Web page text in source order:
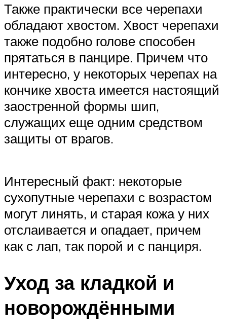
Также практически все черепахи
обладают хвостом. Хвост черепахи
также подобно голове способен
прятаться в панцире. Причем что
интересно, у некоторых черепах на
кончике хвоста имеется настоящий
заостренной формы шип,
служащих еще одним средством
защиты от врагов.
Интересный факт: некоторые
сухопутные черепахи с возрастом
могут линять, и старая кожа у них
отслаивается и опадает, причем
как с лап, так порой и с панциря.
Уход за кладкой и
новорождёнными